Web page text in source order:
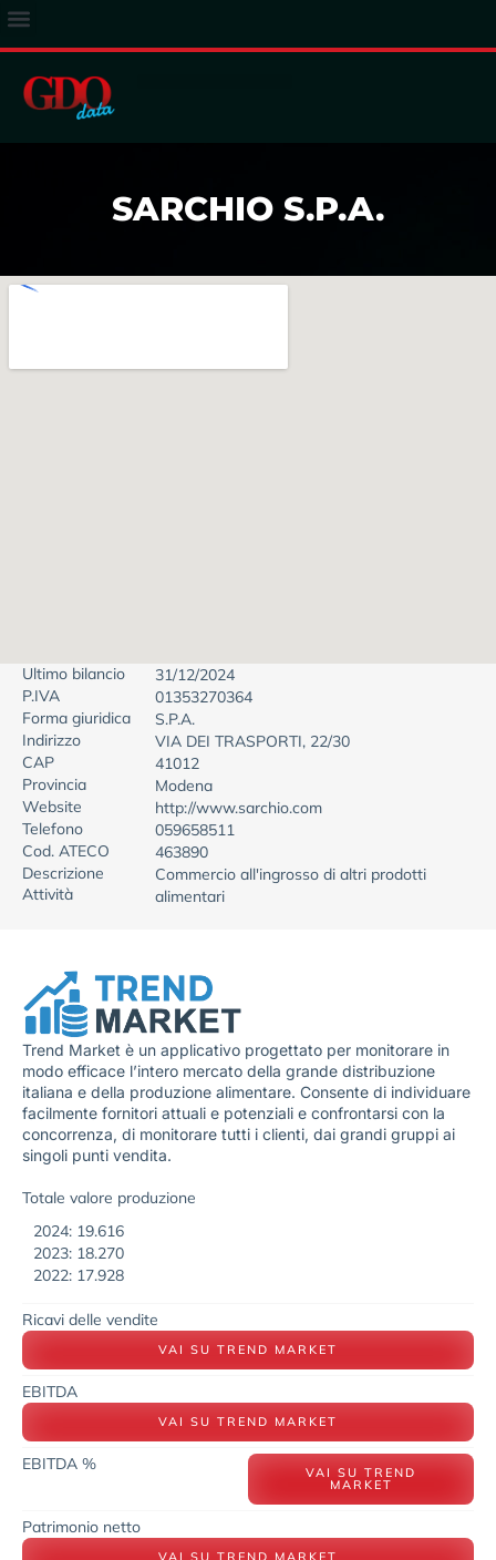
SARCHIO S.P.A.
Ultimo bilancio
31/12/2024
P.IVA
01353270364
Forma giuridica
S.P.A.
Indirizzo
VIA DEI TRASPORTI, 22/30
CAP
41012
Provincia
Modena
Website
http://www.sarchio.com
Telefono
059658511
Cod. ATECO
463890
Descrizione
Attività
Commercio all'ingrosso di altri prodotti
alimentari
Trend Market è un applicativo progettato per monitorare in
modo efficace l’intero mercato della grande distribuzione
italiana e della produzione alimentare. Consente di individuare
facilmente fornitori attuali e potenziali e confrontarsi con la
concorrenza, di monitorare tutti i clienti, dai grandi gruppi ai
singoli punti vendita.
Totale valore produzione
2024: 19.616
2023: 18.270
2022: 17.928
Ricavi delle vendite
VAI SU TREND MARKET
EBITDA
VAI SU TREND MARKET
EBITDA % VAI SU TREND
MARKET
Patrimonio netto
VAI SU TREND MARKET